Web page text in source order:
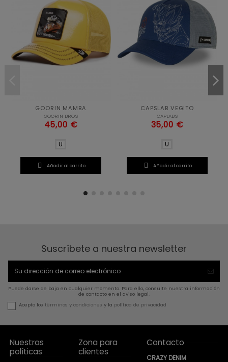
GOORIN MAMBA
GOORIN BROS
45,00 €
U
 Añadir al carrito
CAPSLAB VEGITO
CAPLABS
35,00 €
U
 Añadir al carrito
Suscríbete a nuestra newsletter
Puede darse de baja en cualquier momento. Para ello, consulte nuestra información
de contacto en el aviso legal.
Acepto los términos y condiciones y la política de privacidad
Nuestras
políticas
Zona para
clientes
Contacto
CRAZY DENIM